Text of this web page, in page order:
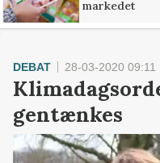
markedet
DEBAT 28-03-2020 09:11
gentænkes